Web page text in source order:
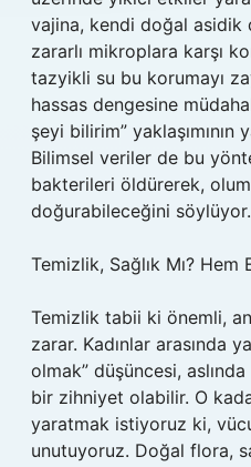
vajina, kendi doğal asidik
zararlı mikroplara karşı
tazyikli su bu korumayı
hassas dengesine
şeyi bilirim” yaklaşımının
Bilimsel veriler de bu
bakterileri öldürerek,
doğurabileceğini söylüyor.
Temizlik, Sağlık Mı? Hem
Temizlik tabii ki önemli,
zarar. Kadınlar arasında
olmak” düşüncesi,
bir zihniyet olabilir. O
yaratmak istiyoruz ki,
unutuyoruz. Doğal flora,